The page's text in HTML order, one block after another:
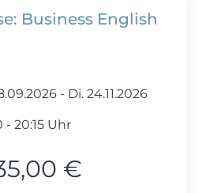
Business English
- Di. 24.11.2026
- 20:15 Uhr
€